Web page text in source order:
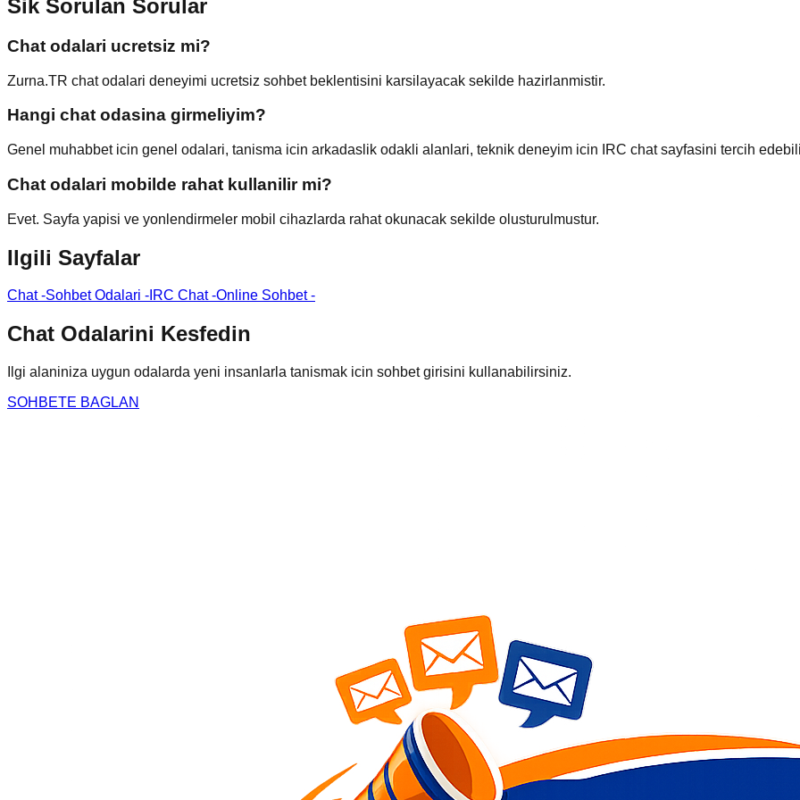
Sik Sorulan Sorular
Chat odalari ucretsiz mi?
Zurna.TR chat odalari deneyimi ucretsiz sohbet beklentisini karsilayacak sekilde hazirlanmistir.
Hangi chat odasina girmeliyim?
Genel muhabbet icin genel odalari, tanisma icin arkadaslik odakli alanlari, teknik deneyim icin IRC chat sayfasini tercih
Chat odalari mobilde rahat kullanilir mi?
Evet. Sayfa yapisi ve yonlendirmeler mobil cihazlarda rahat okunacak sekilde olusturulmustur.
Ilgili Sayfalar
Chat-Sohbet Odalari - IRC Chat-Online Sohbet-
Chat Odalarini Kesfedin
Ilgi alaniniza uygun odalarda yeni insanlarla tanismak icin sohbet girisini kullanabilirsiniz.
SOHBETE BAGLAN